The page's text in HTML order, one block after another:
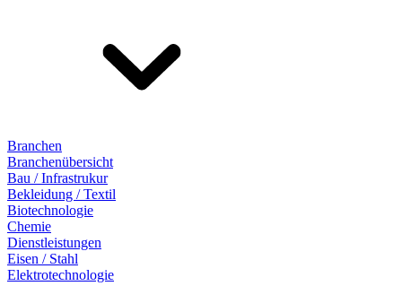
Branchen
Branchenübersicht
Bau / Infrastrukur
Bekleidung / Textil
Biotechnologie
Chemie
Dienstleistungen
Eisen / Stahl
Elektrotechnologie